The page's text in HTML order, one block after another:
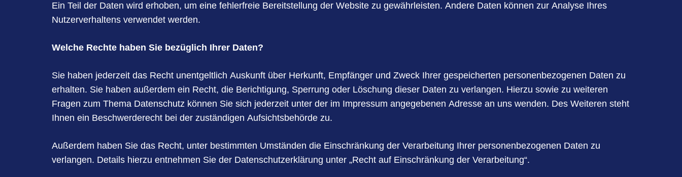
Ein Teil der Daten wird erhoben, um eine fehlerfreie Bereitstellung der Website zu gewährleisten. Andere Daten können zur Analyse Ihres
Nutzerverhaltens verwendet werden.
Welche Rechte haben Sie bezüglich Ihrer Daten?
Sie haben jederzeit das Recht unentgeltlich Auskunft über Herkunft, Empfänger und Zweck Ihrer gespeicherten personenbezogenen Daten zu
erhalten. Sie haben außerdem ein Recht, die Berichtigung, Sperrung oder Löschung dieser Daten zu verlangen. Hierzu sowie zu weiteren
Fragen zum Thema Datenschutz können Sie sich jederzeit unter der im Impressum angegebenen Adresse an uns wenden. Des Weiteren steht
Ihnen ein Beschwerderecht bei der zuständigen Aufsichtsbehörde zu.
Außerdem haben Sie das Recht, unter bestimmten Umständen die Einschränkung der Verarbeitung Ihrer personenbezogenen Daten zu
verlangen. Details hierzu entnehmen Sie der Datenschutzerklärung unter „Recht auf Einschränkung der Verarbeitung“.